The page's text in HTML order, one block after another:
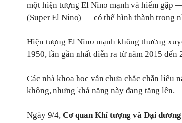
một hiện tượng El Nino mạnh và hiếm gặp
(Super El Nino) — có thể hình thành trong
Hiện tượng El Nino mạnh không thường
1950, lần gần nhất diễn ra từ năm 2015 đến
Các nhà khoa học vẫn chưa chắc chắn liệu
không, nhưng khả năng này đang tăng lên.
Ngày 9/4, Cơ quan Khí tượng và Đại